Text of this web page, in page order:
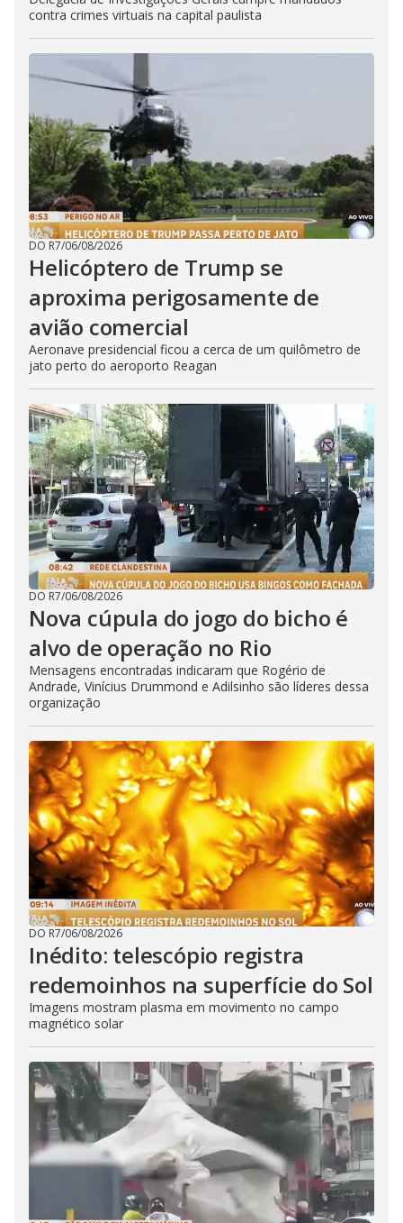
contra crimes virtuais na capital paulista
DO R7/06/08/2026
Helicóptero de Trump se
aproxima perigosamente de
avião comercial
Aeronave presidencial ficou a cerca de um quilômetro de
jato perto do aeroporto Reagan
DO R7/06/08/2026
Nova cúpula do jogo do bicho é
alvo de operação no Rio
Mensagens encontradas indicaram que Rogério de
Andrade, Vinícius Drummond e Adilsinho são líderes dessa
organização
DO R7/06/08/2026
Inédito: telescópio registra
redemoinhos na superfície do Sol
Imagens mostram plasma em movimento no campo
magnético solar